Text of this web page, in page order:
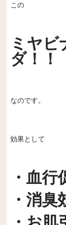
この
ミヤビ
ダ！！
なのです。
効果として
・血行
・消臭